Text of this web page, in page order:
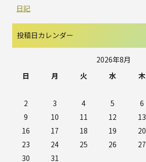
日記
投稿日カレンダー
2026年8月
日
月 火 水 木
2
3 4 5 6
9
10 11 12 13
16
17 18 19 20
23
24 25 26 27
30
31